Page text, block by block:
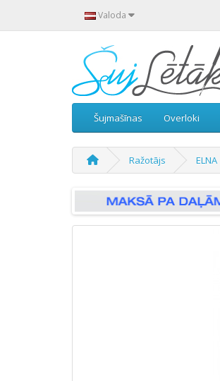
Valoda
Šujmašīnas Overloki
Ražotājs ELNA